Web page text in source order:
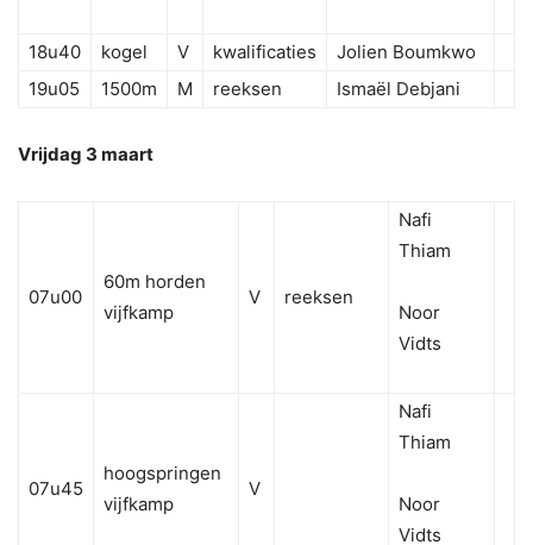
18u40 kogel V kwalificaties
Jolien Boumkwo
19u05
1500m M reeksen Ismaël Debjani
Vrijdag 3 maart
07u00
60m horden
vijfkamp
V reeksen
Nafi
Thiam
Noor
Vidts
07u45
hoogspringen
vijfkamp
V
Nafi
Thiam
Noor
Vidts